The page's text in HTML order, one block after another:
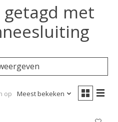
met
op Meest bekeken